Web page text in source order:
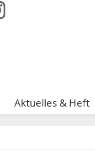
Aktuelles & Heft